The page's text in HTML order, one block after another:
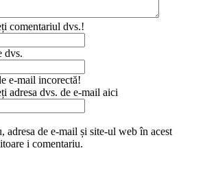
comentariul dvs.!
dvs.
e-mail incorectă!
adresa dvs. de e-mail aici
adresa de e-mail și site-ul web în acest
i comentariu.